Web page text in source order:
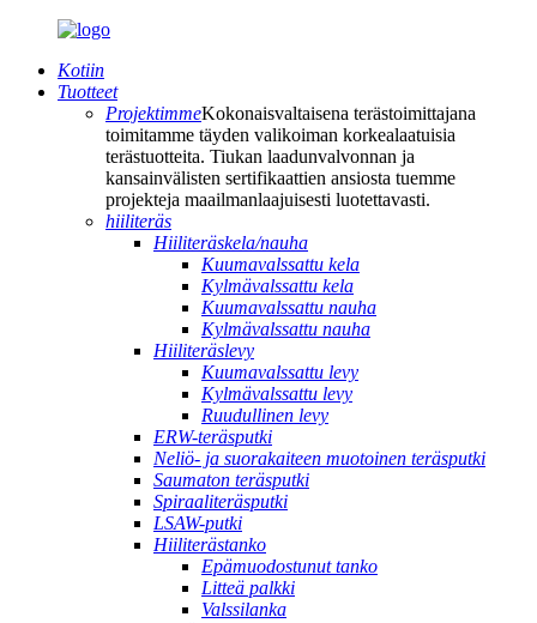
Kotiin
Tuotteet
ProjektimmeKokonaisvaltaisena terästoimittajana
toimitamme täyden valikoiman korkealaatuisia
terästuotteita. Tiukan laadunvalvonnan ja
kansainvälisten sertifikaattien ansiosta tuemme
projekteja maailmanlaajuisesti luotettavasti.
hiiliteräs
Hiiliteräskela/nauha
Kuumavalssattu kela
Kylmävalssattu kela
Kuumavalssattu nauha
Kylmävalssattu nauha
Hiiliteräslevy
Kuumavalssattu levy
Kylmävalssattu levy
Ruudullinen levy
ERW-teräsputki
Neliö- ja suorakaiteen muotoinen teräsputki
Saumaton teräsputki
Spiraaliteräsputki
LSAW-putki
Hiiliterästanko
Epämuodostunut tanko
Litteä palkki
Valssilanka